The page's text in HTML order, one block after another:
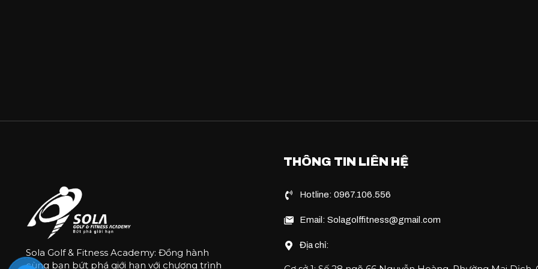
Sola Golf & Fitness Academy: Đồng hành
cùng bạn bứt phá giới hạn với chương trình
THÔNG TIN LIÊN HỆ
Hotline: 0967.106.556
Email: Solagolffitness@gmail.com
Địa chỉ: